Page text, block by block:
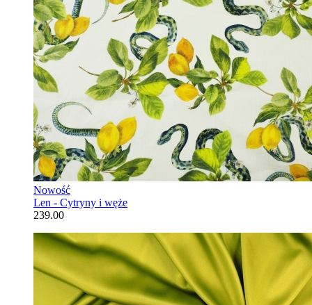
Nowość
Len - Cytryny i węże
239.00